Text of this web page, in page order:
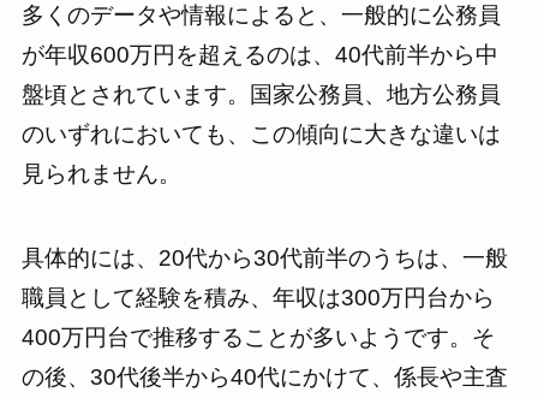
多くのデータや情報によると、一般的に公務員
が年収600万円を超えるのは、40代前半から中
盤頃とされています。国家公務員、地方公務員
のいずれにおいても、この傾向に大きな違いは
見られません。
具体的には、20代から30代前半のうちは、一般
職員として経験を積み、年収は300万円台から
400万円台で推移することが多いようです。そ
の後、30代後半から40代にかけて、係長や主査